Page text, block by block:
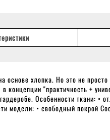
хлопка. Но это не
"практичность +
Особенности ткани: •
модели: • свободный покрой